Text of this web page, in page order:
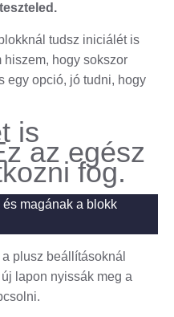
tudsz iniciálét is
hiszem, hogy sokszor
egy opció, jó tudni, hogy
is
az egész
fog.
magának a blokk
a plusz beállításoknál
lapon nyissák meg a